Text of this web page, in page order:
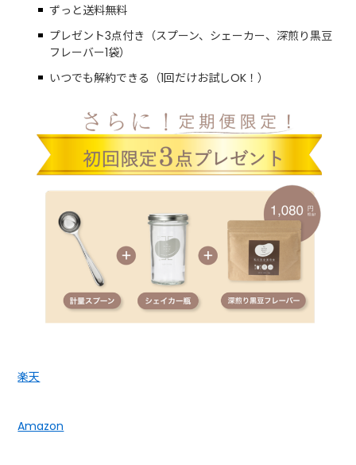
ずっと送料無料
プレゼント3点付き（スプーン、シェーカー、深煎り黒豆
フレーバー1袋）
いつでも解約できる（1回だけお試しOK！）
楽天
Amazon